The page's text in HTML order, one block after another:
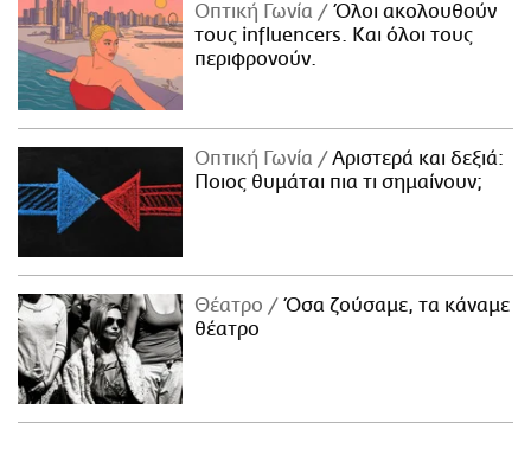
Οπτική Γωνία
Όλοι ακολουθούν
τους influencers. Και όλοι τους
περιφρονούν.
Οπτική Γωνία
Αριστερά και δεξιά:
Ποιος θυμάται πια τι σημαίνουν;
Θέατρο
Όσα ζούσαμε, τα κάναμε
θέατρο